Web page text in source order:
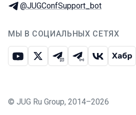
Телеграм:
@JUGConfSupport_bot
МЫ В СОЦИАЛЬНЫХ СЕТЯХ
ЮтубИкс Телеграм-чат
Телеграм-канал
ВКонтакте
Хабр
© JUG Ru Group, 2014–2026